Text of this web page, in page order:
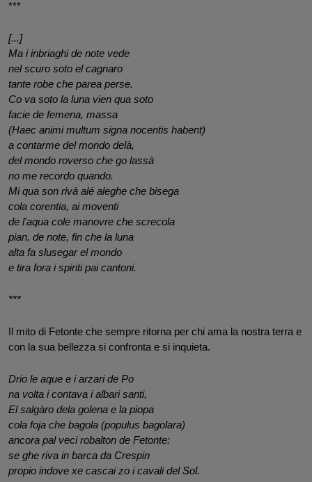
***
[...]
Ma i inbriaghi de note vede
nel scuro soto el cagnaro
tante robe che parea perse.
Co va soto la luna vien qua soto
facie de femena, massa
(Haec animi multum signa nocentis habent)
a contarme del mondo delà,
del mondo roverso che go lassà
no me recordo quando.
Mi qua son rivà alé aleghe che bisega
cola corentia, ai moventi
de l'aqua cole manovre che screcola
pian, de note, fin che la luna
alta fa slusegar el mondo
e tira fora i spiriti pai cantoni.
***
Il mito di Fetonte che sempre ritorna per chi ama la nostra terra e
con la sua bellezza si confronta e si inquieta.
Drio le aque e i arzari de Po
na volta i contava i albari santi,
El salgàro dela golena e la piopa
cola foja che bagola (populus bagolara)
ancora pal veci robalton de Fetonte:
se ghe riva in barca da Crespin
propio indove xe cascai zo i cavali del Sol.